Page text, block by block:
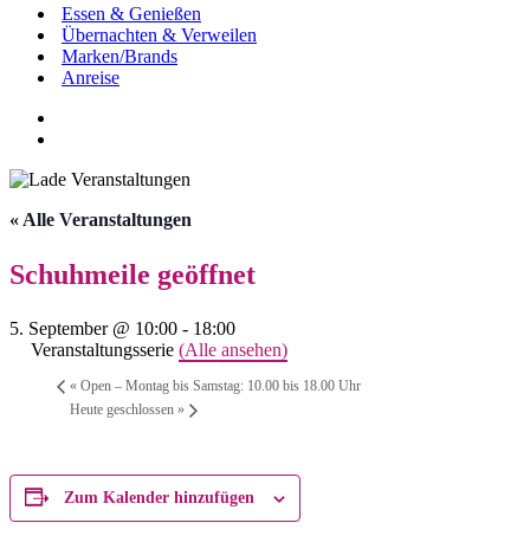
Essen & Genießen
Übernachten & Verweilen
Marken/Brands
Anreise
« Alle Veranstaltungen
Schuhmeile geöffnet
5. September @ 10:00 - 18:00
Veranstaltungsserie (Alle ansehen)
« Open – Montag bis Samstag: 10.00 bis 18.00 Uhr
Heute geschlossen »
Zum Kalender hinzufügen